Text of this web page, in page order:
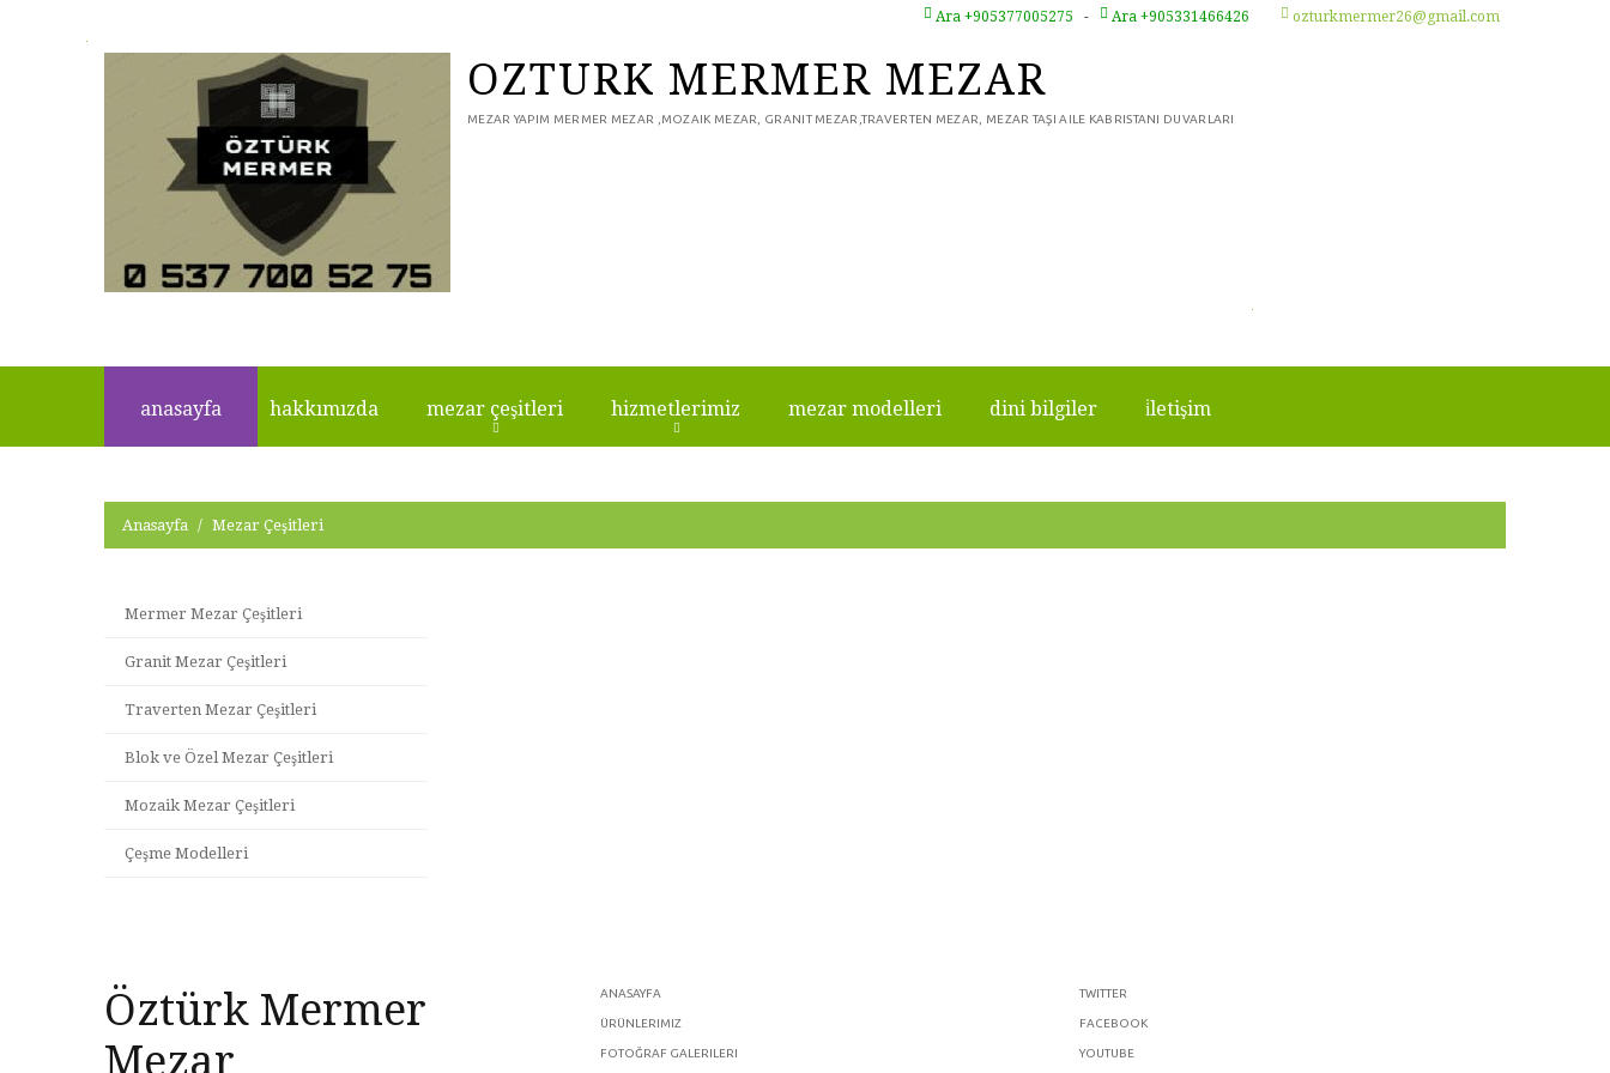
Ara +905377005275 - Ara +905331466426 ozturkmermer26@gmail.com
ÖZTÜRK MERMER MEZAR
MEZAR YAPIM MERMER MEZAR ,MOZAIK MEZAR, GRANIT MEZAR,TRAVERTEN MEZAR, MEZAR TAŞI AILE KABRISTANI DUVARLARI
anasayfa hakkimizda mezar çeşitleri hizmetlerimiz mezar modelleri di̇ni̇ bi̇lgi̇ler i̇letişim
Anasayfa Mezar Çeşitleri
Mermer Mezar Çeşitleri
Granit Mezar Çeşitleri
Traverten Mezar Çeşitleri
Blok ve Özel Mezar Çeşitleri
Mozaik Mezar Çeşitleri
Çeşme Modelleri
Öztürk Mermer
Mezar
ANASAYFA
ÜRÜNLERIMIZ
FOTOĞRAF GALERILERI
TWITTER
FACEBOOK
YOUTUBE